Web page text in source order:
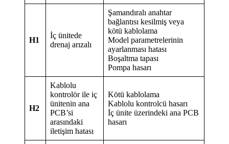
H1
İç ünitede
drenaj arızalı
Şamandıralı anahtar
bağlantısı kesilmiş veya
kötü kablolama
Model parametrelerinin
ayarlanması hatası
Boşaltma tapası
Pompa hasarı
H2
Kablolu
kontrolör ile iç
ünitenin ana
PCB’si
arasındaki
iletişim hatası
Kötü kablolama
Kablolu kontrolcü hasarı
İç ünite üzerindeki ana PCB
hasarı